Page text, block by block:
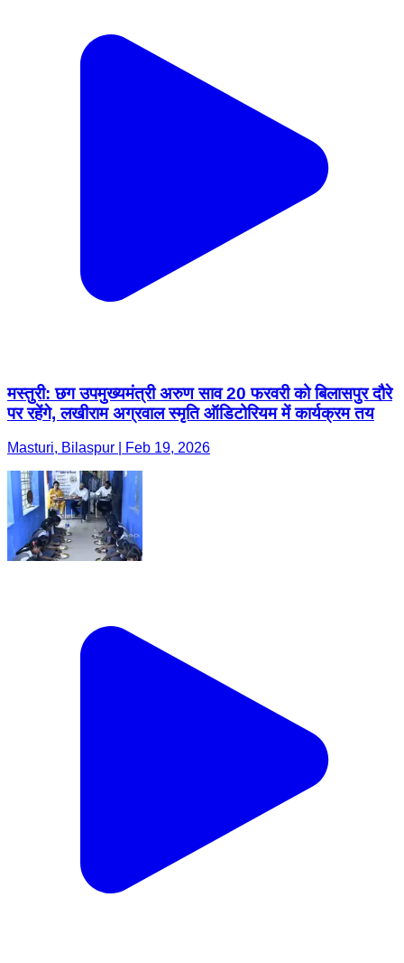
मस्तुरी: छग उपमुख्यमंत्री अरुण साव 20 फरवरी को बिलासपुर दौरे
पर रहेंगे, लखीराम अग्रवाल स्मृति ऑडिटोरियम में कार्यक्रम तय
Masturi, Bilaspur | Feb 19, 2026